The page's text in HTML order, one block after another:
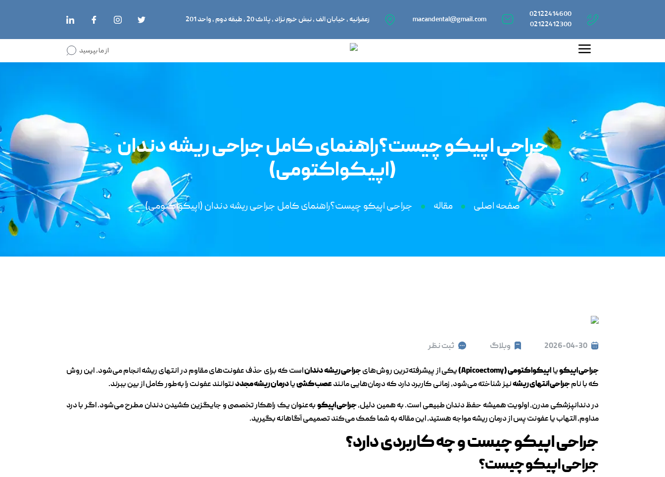
02122414600
02122412300
macandental@gmail.com زعفرانیه ، خیابان الف ، نبش خرم نژاد ، پلاک 20 ، طبقه دوم ، واحد 201
از ما بپرسید
جراحی اپیکو چیست؟راهنمای کامل جراحی ریشه دندان
(اپیکواکتومی)
صفحه اصلی مقاله جراحی اپیکو چیست؟راهنمای کامل جراحی ریشه دندان (اپیکواکتومی)
2026-04-30 وبلاگ ثبت نظر
جراحی اپیکویااپیکواکتومی (Apicoectomy) یکی از پیشرفته‌ترین روش‌هایجراحی ریشه دنداناست که برای حذف عفونت‌های مقاوم در انتهای ریشه انجام می‌شود. این روش
که با نامجراحی انتهای ریشهنیز شناخته می‌شود، زمانی کاربرد دارد که درمان‌هایی مانندعصب‌کشییادرمان ریشه مجددنتوانند عفونت را به‌طور کامل از بین ببرند.
در دندانپزشکی مدرن، اولویت همیشه حفظ دندان طبیعی است. به همین دلیل،جراحی اپیکوبه‌عنوان یک راهکار تخصصی و جایگزین کشیدن دندان مطرح می‌شود. اگر با درد
مداوم، التهاب یا عفونت پس از درمان ریشه مواجه هستید، این مقاله به شما کمک می‌کند تصمیمی آگاهانه بگیرید.
جراحی اپیکو چیست و چه کاربردی دارد؟
جراحی اپیکو چیست؟